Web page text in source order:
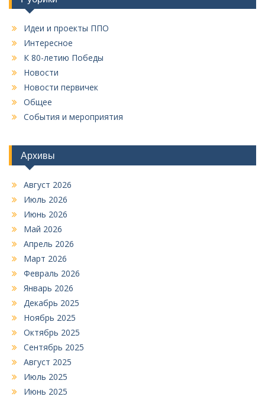
и
с
я
м
т
:
Идеи и проекты ППО
Интересное
К 80-летию Победы
Новости
Новости первичек
Общее
События и мероприятия
Архивы
Август 2026
Июль 2026
Июнь 2026
Май 2026
Апрель 2026
Март 2026
Февраль 2026
Январь 2026
Декабрь 2025
Ноябрь 2025
Октябрь 2025
Сентябрь 2025
Август 2025
Июль 2025
Июнь 2025